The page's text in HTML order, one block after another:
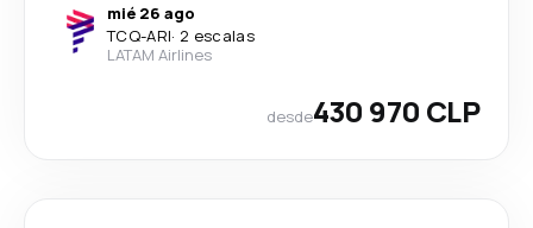
mié 26 ago
TCQ-ARI· 2 escalas
LATAM Airlines
desde430 970 CLP